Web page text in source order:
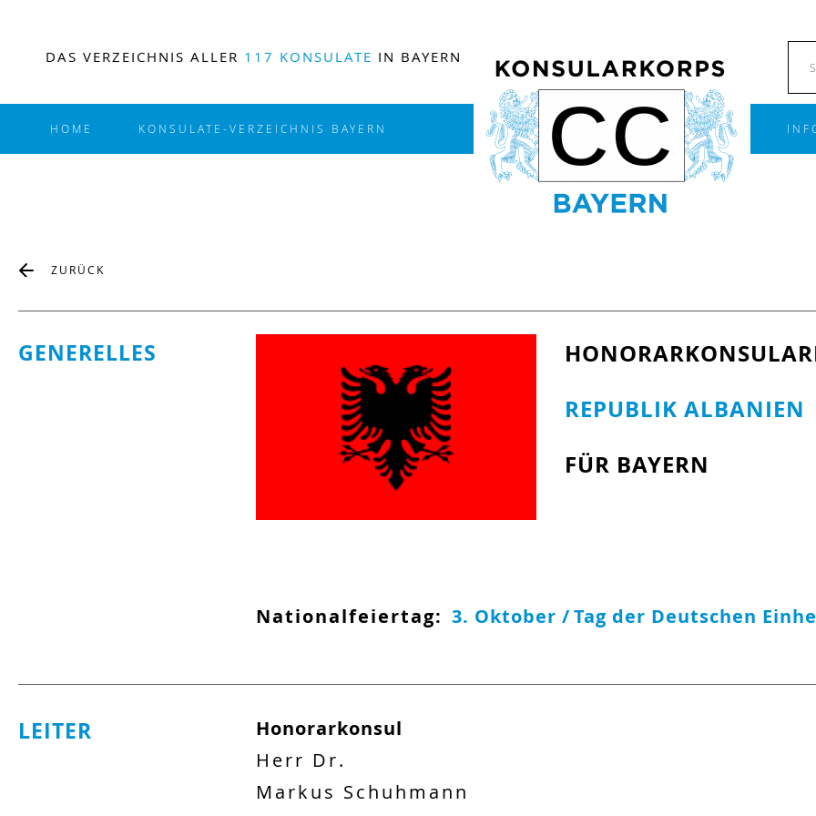
DAS VERZEICHNIS ALLER 117 KONSULATE IN BAYERN
HOME KONSULATE-VERZEICHNIS BAYERN
ZURÜCK
GENERELLES
REPUBLIK ALBANIEN
FÜR BAYERN
Nationalfeiertag: 3. Oktober /Tag der Deutschen
LEITER
Honorarkonsul
Herr Dr.
Markus Schuhmann